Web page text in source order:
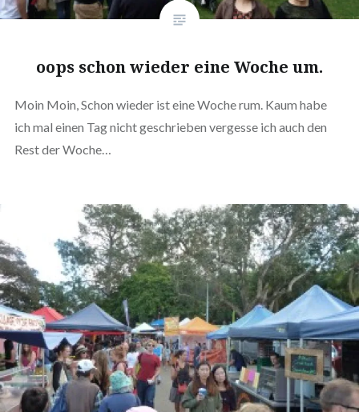
oops schon wieder eine Woche um.
Moin Moin, Schon wieder ist eine Woche rum. Kaum habe
ich mal einen Tag nicht geschrieben vergesse ich auch den
Rest der Woche…